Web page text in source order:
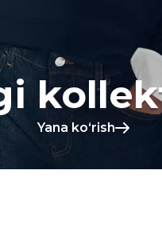
Yana koʻrish